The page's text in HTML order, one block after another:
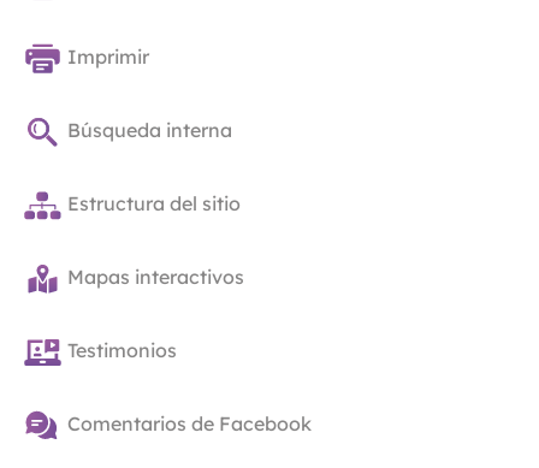
Imprimir
Búsqueda interna
Estructura del sitio
Mapas interactivos
Testimonios
Comentarios de Facebook